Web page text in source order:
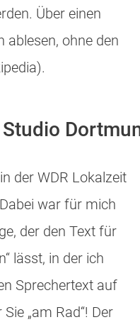
Über einen
ablesen, ohne den
der WDR Lokalzeit
war für mich
der den Text für
lässt, in der ich
Sprechertext auf
„am Rad“! Der